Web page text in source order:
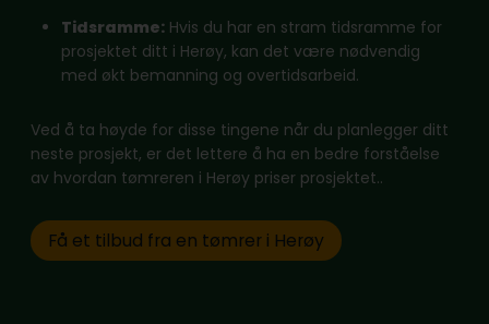
Tidsramme: Hvis du har en stram tidsramme for
prosjektet ditt i Herøy, kan det være nødvendig
med økt bemanning og overtidsarbeid.
Ved å ta høyde for disse tingene når du planlegger ditt
neste prosjekt, er det lettere å ha en bedre forståelse
av hvordan tømreren i Herøy priser prosjektet..
Få et tilbud fra en tømrer i Herøy